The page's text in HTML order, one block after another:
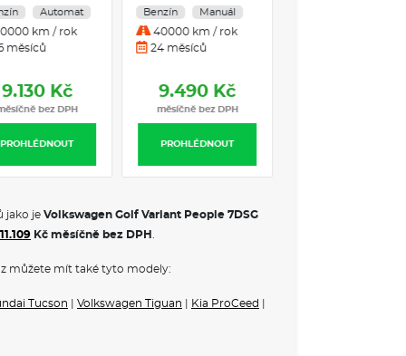
TSI
Automat
30000 km / rok
měsíců
PROHLÉDNOUT
9.130 Kč
měsíčně bez DPH
1,0TSI / 70kW
Benzín Manuál
40000 km / rok
24 měsíců
PROHLÉDNOUT
9.490 Kč
měsíčně bez DPH
jako je Volkswagen Golf Variant People 7DSG
11.109 Kč měsíčně bez DPH
můžete mít také tyto modely:
Tucson Volkswagen Tiguan Kia ProCeed